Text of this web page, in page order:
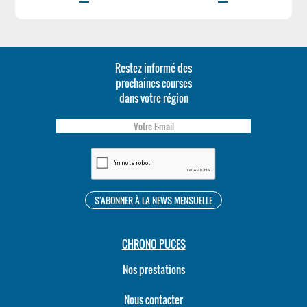
Restez informé des
prochaines courses
dans votre région
CHRONO PUCES
Nos prestations
Nous contacter